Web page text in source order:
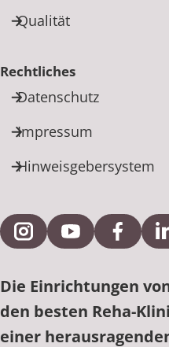
Qualität
Rechtliches
Datenschutz
Impressum
Hinweisgebersystem
Externe Verlinkung
ExterneExterne
Die Einrichtungen
den besten Reha-
einer